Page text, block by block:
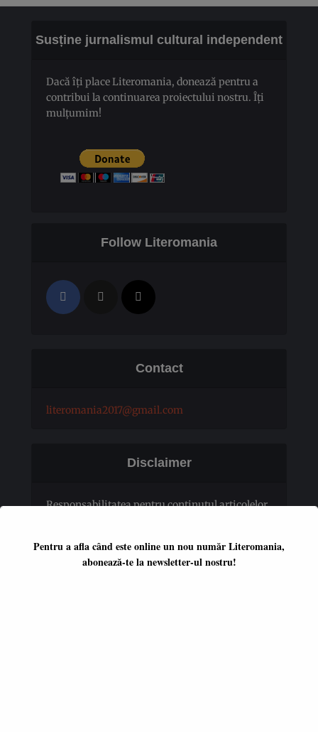
Susține jurnalismul cultural independent
Dacă îți place Literomania, donează pentru a
contribui la continuarea proiectului nostru. Îți
mulțumim!
Follow Literomania
Contact
literomania2017@gmail.com
Disclaimer
Responsabilitatea pentru conţinutul articolelor
Pentru a afla când este online un nou număr Literomania,
abonează-te la newsletter-ul nostru!